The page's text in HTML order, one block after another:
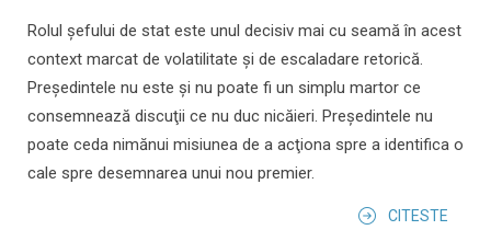
Rolul şefului de stat este unul decisiv mai cu seamă în acest
context marcat de volatilitate şi de escaladare retorică.
Preşedintele nu este şi nu poate fi un simplu martor ce
consemnează discuţii ce nu duc nicăieri. Preşedintele nu
poate ceda nimănui misiunea de a acţiona spre a identifica o
cale spre desemnarea unui nou premier.
CITESTE